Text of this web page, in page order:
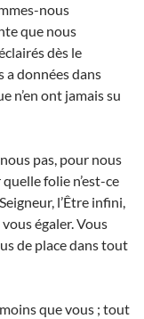
nous
que nous
dès le
a données dans
n’en ont jamais su
pas, pour nous
folie n’est-ce
l’Être infini,
égaler. Vous
de place dans tout
que vous ; tout